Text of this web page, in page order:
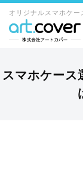
オリジナルスマホケ
スマホケース